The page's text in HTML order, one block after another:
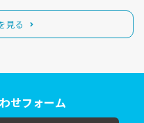
見る
せフォーム